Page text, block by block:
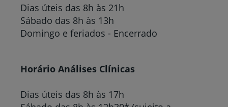
Dias úteis das 8h às 21h
Sábado das 8h às 13h
Domingo e feriados - Encerrado
Horário Análises Clínicas
Dias úteis das 8h às 17h